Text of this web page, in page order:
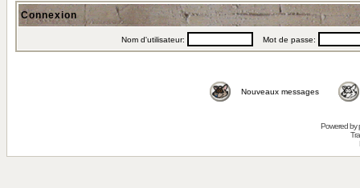
Connexion
Nom d'utilisateur: Mot de passe:
Nouveaux messages
Powered by